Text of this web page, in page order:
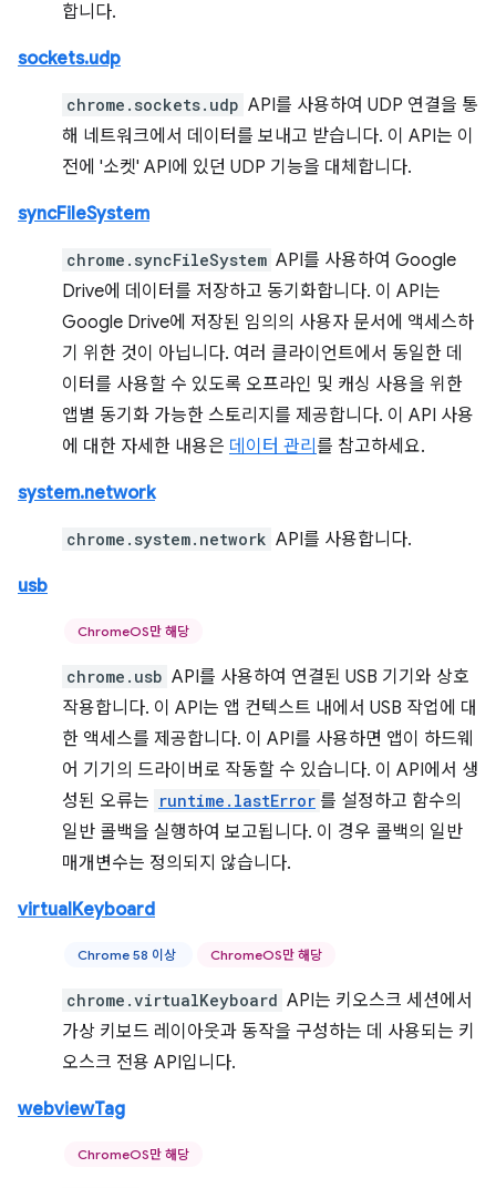
합니다.
sockets.udp
chrome.sockets.udp API를 사용하여 UDP 연결을 통
해 네트워크에서 데이터를 보내고 받습니다. 이 API는 이
전에 '소켓' API에 있던 UDP 기능을 대체합니다.
syncFileSystem
chrome.syncFileSystem API를 사용하여 Google
Drive에 데이터를 저장하고 동기화합니다. 이 API는
Google Drive에 저장된 임의의 사용자 문서에 액세스하
기 위한 것이 아닙니다. 여러 클라이언트에서 동일한 데
이터를 사용할 수 있도록 오프라인 및 캐싱 사용을 위한
앱별 동기화 가능한 스토리지를 제공합니다. 이 API 사용
에 대한 자세한 내용은 데이터 관리 를 참고하세요.
system.network
chrome.system.network API를 사용합니다.
usb
ChromeOS만 해당
chrome.usb API를 사용하여 연결된 USB 기기와 상호
작용합니다. 이 API는 앱 컨텍스트 내에서 USB 작업에 대
한 액세스를 제공합니다. 이 API를 사용하면 앱이 하드웨
어 기기의 드라이버로 작동할 수 있습니다. 이 API에서 생
성된 오류는 runtime.lastError 를 설정하고 함수의
일반 콜백을 실행하여 보고됩니다. 이 경우 콜백의 일반
매개변수는 정의되지 않습니다.
virtualKeyboard
Chrome 58 이상 ChromeOS만 해당
chrome.virtualKeyboard API는 키오스크 세션에서
가상 키보드 레이아웃과 동작을 구성하는 데 사용되는 키
오스크 전용 API입니다.
webviewTag
ChromeOS만 해당